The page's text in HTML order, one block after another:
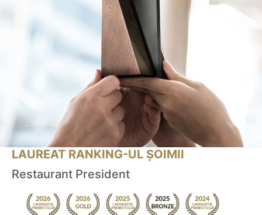
LAUREAT RANKING-UL ȘOIMII
Restaurant President